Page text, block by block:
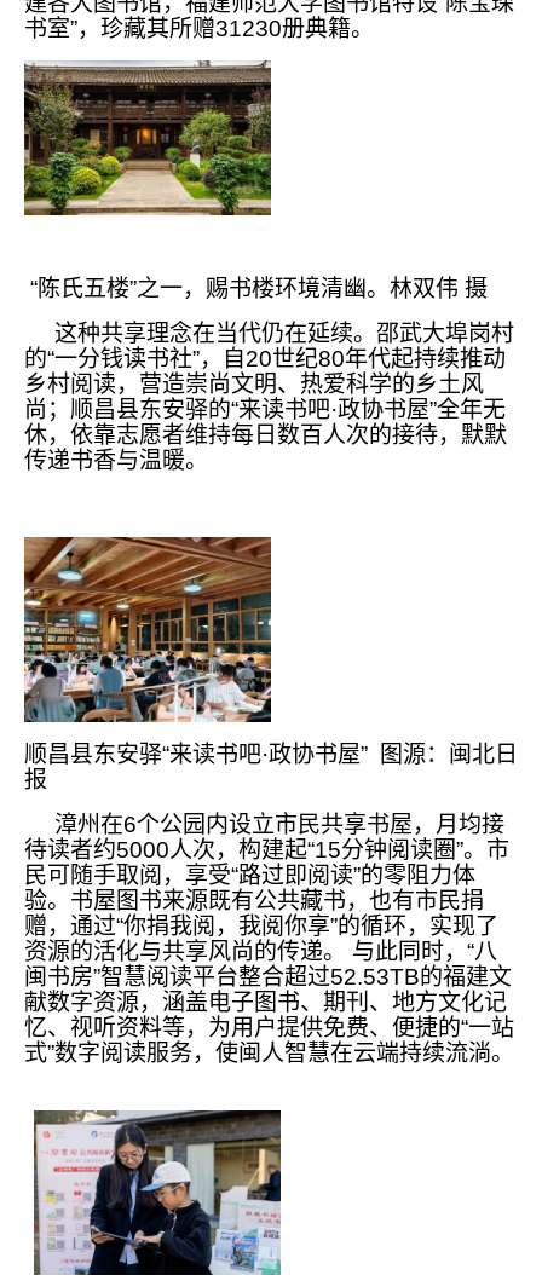
书室”，珍藏其所赠31230册典籍。
“陈氏五楼”之一，赐书楼环境清幽。林双伟 摄
这种共享理念在当代仍在延续。邵武大埠岗村
的“一分钱读书社”，自20世纪80年代起持续推动
乡村阅读，营造崇尚文明、热爱科学的乡土风
尚；顺昌县东安驿的“来读书吧·政协书屋”全年无
休，依靠志愿者维持每日数百人次的接待，默默
传递书香与温暖。
顺昌县东安驿“来读书吧·政协书屋” 图源：闽北日
报
漳州在6个公园内设立市民共享书屋，月均接
待读者约5000人次，构建起“15分钟阅读圈”。市
民可随手取阅，享受“路过即阅读”的零阻力体
验。书屋图书来源既有公共藏书，也有市民捐
赠，通过“你捐我阅，我阅你享”的循环，实现了
资源的活化与共享风尚的传递。 与此同时，“八
闽书房”智慧阅读平台整合超过52.53TB的福建文
献数字资源，涵盖电子图书、期刊、地方文化记
忆、视听资料等，为用户提供免费、便捷的“一站
式”数字阅读服务，使闽人智慧在云端持续流淌。